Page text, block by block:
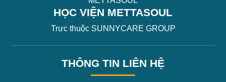
HỌC VIỆN METTASOUL
Trực thuộc SUNNYCARE GROUP
THÔNG TIN LIÊN HỆ